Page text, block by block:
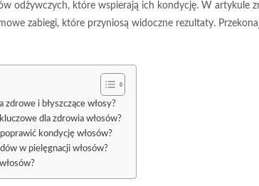
odżywczych, które wspierają ich kondycję. W artykule
zabiegi, które przyniosą widoczne rezultaty.
zdrowe i błyszczące włosy?
dla zdrowia włosów?
kondycję włosów?
w pielęgnacji włosów?